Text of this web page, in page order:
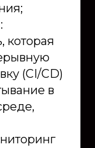
которая
(CI/CD)
в